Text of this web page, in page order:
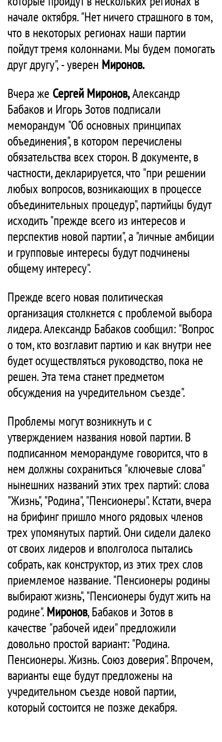
начале октября. "Нет ничего страшного в том,
что в некоторых регионах наши партии
пойдут тремя колоннами. Мы будем помогать
друг другу", - уверен Миронов.
Вчера же Сергей Миронов,Александр
Бабаков и Игорь Зотов подписали
меморандум "Об основных принципах
объединения", в котором перечислены
обязательства всех сторон. В документе, в
частности, декларируется, что "при решении
любых вопросов, возникающих в процессе
объединительных процедур", партийцы будут
исходить "прежде всего из интересов и
перспектив новой партии", а "личные амбиции
и групповые интересы будут подчинены
общему интересу".
Прежде всего новая политическая
организация столкнется с проблемой выбора
лидера. Александр Бабаков сообщил: "Вопрос
о том, кто возглавит партию и как внутри нее
будет осуществляться руководство, пока не
решен. Эта тема станет предметом
обсуждения на учредительном съезде".
Проблемы могут возникнуть и с
утверждением названия новой партии. В
подписанном меморандуме говорится, что в
нем должны сохраниться "ключевые слова"
нынешних названий этих трех партий: слова
"Жизнь", "Родина", "Пенсионеры". Кстати, вчера
на брифинг пришло много рядовых членов
трех упомянутых партий. Они сидели далеко
от своих лидеров и вполголоса пытались
собрать, как конструктор, из этих трех слов
приемлемое название. "Пенсионеры родины
выбирают жизнь", "Пенсионеры будут жить на
родине".Миронов, Бабаков и Зотов в
качестве "рабочей идеи" предложили
довольно простой вариант: "Родина.
Пенсионеры. Жизнь. Союз доверия". Впрочем,
варианты еще будут предложены на
учредительном съезде новой партии,
который состоится не позже декабря.